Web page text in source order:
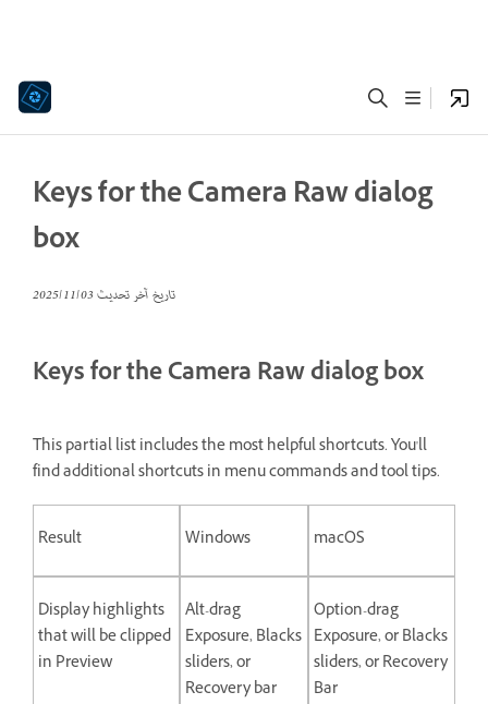
Keys for the Camera Raw dialog
box
تاريخ آخر تحديث03‏/11‏/2025
Keys for the Camera Raw dialog box
This partial list includes the most helpful shortcuts. You'll
find additional shortcuts in menu commands and tool tips.
Result Windows macOS
Display highlights
that will be clipped
in Preview
Alt-drag
Exposure, Blacks
sliders, or
Recovery bar
Option-drag
Exposure, or Blacks
sliders, or Recovery
Bar